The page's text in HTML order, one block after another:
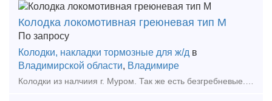
Колодка локомотивная греюневая тип М
По запросу
Колодки, накладки тормозные для ж/д в
Владимирской области, Владимире
Колодки из налчиия г. Муром. Так же есть безгребневые. Низкие цены, доставка. Предлагаем полный перечень материалов ВСП по конкурентным ценам. Тип предложения: предлагаю продукцию, усл